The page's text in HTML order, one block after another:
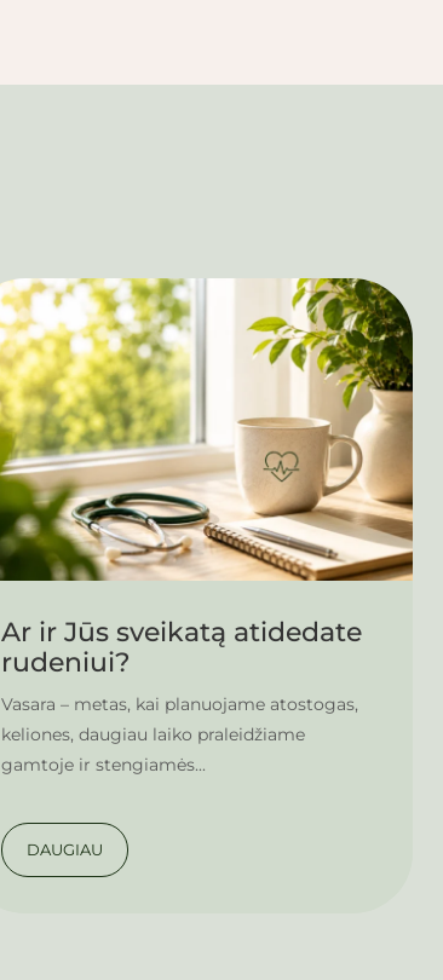
Ar ir Jūs sveikatą atidedate
rudeniui?
Vasara – metas, kai planuojame atostogas,
keliones, daugiau laiko praleidžiame
gamtoje ir stengiamės...
DAUGIAU